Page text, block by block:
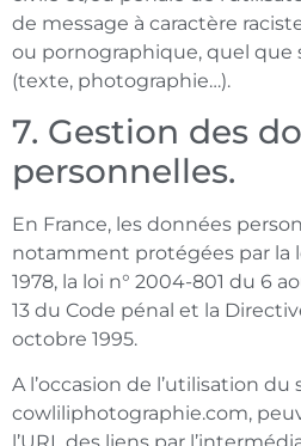
de message à caractère
ou pornographique, quel que
(texte, photographie…).
7. Gestion des
personnelles.
En France, les données
notamment protégées par la
1978, la loi n° 2004-801 du 6
13 du Code pénal et la
octobre 1995.
A l’occasion de l’utilisation du
cowliliphotographie.com,